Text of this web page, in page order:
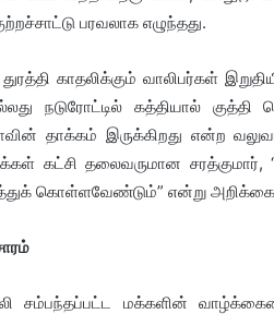
பரவலாக எழுந்தது.
காதலிக்கும் வாலிபர்கள்
நடுரோட்டில் கத்தியால்
தாக்கம் இருக்கிறது என்ற
கட்சி தலைவருமான
கொள்ளவேண்டும்” என்று
சம்பந்தப்பட்ட மக்களின்